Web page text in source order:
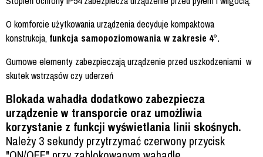
O komforcie użytkowania urządzenia decyduje kompaktowa
konstrukcja, funkcja samopoziomowania w zakresie 4°.
Gumowe elementy zabezpieczają urządzenie przed uszkodzeniami w
skutek wstrząsów czy uderzeń
Blokada wahadła dodatkowo zabezpiecza
urządzenie w transporcie oraz umożliwia
korzystanie z funkcji wyświetlania linii skośnych.
Należy 3 sekundy przytrzymać czerwony przycisk